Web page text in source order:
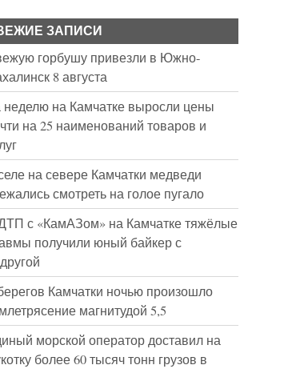
ЗАПИСИ
горбушу привезли в Южно-
8 августа
неделю на Камчатке выросли цены
на 25 наименований товаров и
на севере Камчатки медведи
смотреть на голое пугало
с «КамАЗом» на Камчатке тяжёлые
получили юный байкер с
Камчатки ночью произошло
магнитудой 5,5
морской оператор доставил на
более 60 тысяч тонн грузов в